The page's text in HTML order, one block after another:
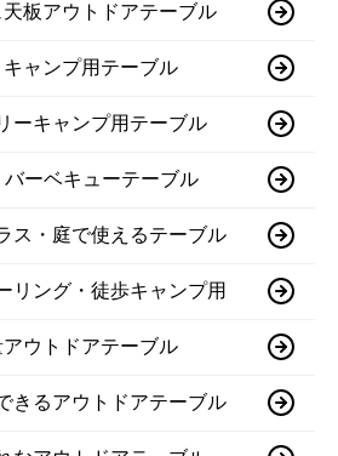
天板アウトドアテーブル
キャンプ用テーブル
ーキャンプ用テーブル
バーベキューテーブル
ス・庭で使えるテーブル
リング・徒歩キャンプ用
ウトドアテーブル
きるアウトドアテーブル